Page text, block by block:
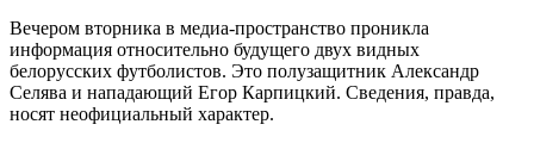
Вечером вторника в медиа-пространство проникла
информация относительно будущего двух видных
белорусских футболистов. Это полузащитник Александр
Селява и нападающий Егор Карпицкий. Сведения, правда,
носят неофициальный характер.